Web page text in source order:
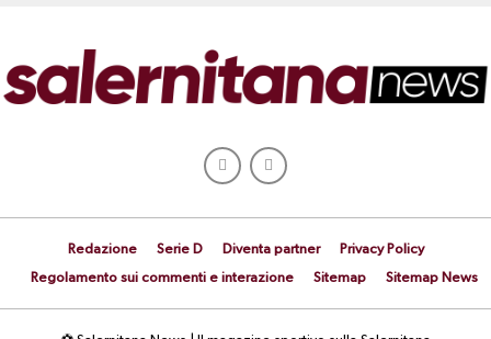
Redazione Serie D Diventa partner
Privacy Policy
Regolamento sui commenti e interazione
Sitemap Sitemap News